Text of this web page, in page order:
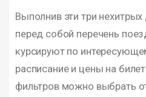
Выполнив эти три
перед собой перечень
курсируют по
расписание и цены на
фильтров можно выбрать